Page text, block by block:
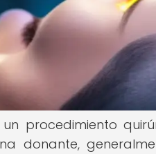
procedimiento
donante,